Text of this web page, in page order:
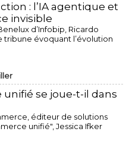
: l’IA agentique et
invisible
d’Infobip, Ricardo
tribune évoquant l’évolution
unifié se joue-t-il dans
éditeur de solutions
unifié", Jessica Ifker